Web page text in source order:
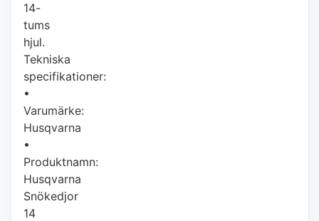
14-
tums
hjul.
Tekniska
specifikationer:
•
Varumärke:
Husqvarna
•
Produktnamn:
Husqvarna
Snökedjor
14